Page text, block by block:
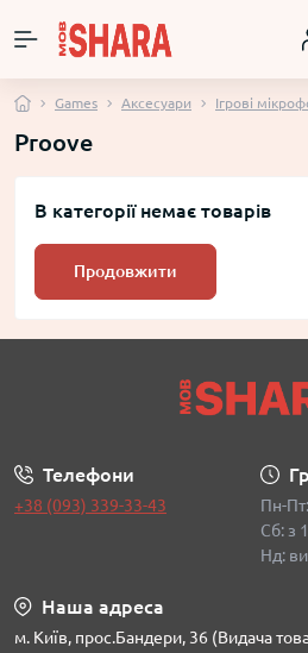
Games Аксесуари Ігрові
Proove
В категорії немає товарів
Продовжити
Телефони
+38 (093) 339-33-43
Пн-
Сб: з
Нд:
Наша адреса
м. Київ, прос.Бандери, 36 (Видача